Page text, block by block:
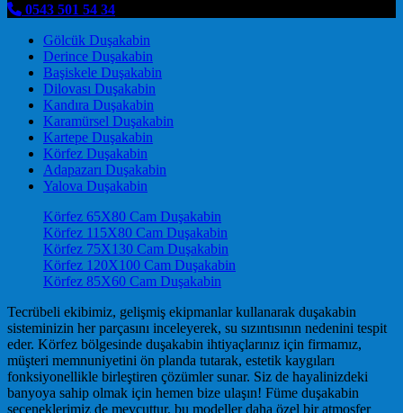
0543 501 54 34
Gölcük Duşakabin
Derince Duşakabin
Başiskele Duşakabin
Dilovası Duşakabin
Kandıra Duşakabin
Karamürsel Duşakabin
Kartepe Duşakabin
Körfez Duşakabin
Adapazarı Duşakabin
Yalova Duşakabin
Körfez 65X80 Cam Duşakabin
Körfez 115X80 Cam Duşakabin
Körfez 75X130 Cam Duşakabin
Körfez 120X100 Cam Duşakabin
Körfez 85X60 Cam Duşakabin
Tecrübeli ekibimiz, gelişmiş ekipmanlar kullanarak duşakabin
sisteminizin her parçasını inceleyerek, su sızıntısının nedenini tespit
eder. Körfez bölgesinde duşakabin ihtiyaçlarınız için firmamız,
müşteri memnuniyetini ön planda tutarak, estetik kaygıları
fonksiyonellikle birleştiren çözümler sunar. Siz de hayalinizdeki
banyoya sahip olmak için hemen bize ulaşın! Füme duşakabin
seçeneklerimiz de mevcuttur, bu modeller daha özel bir atmosfer